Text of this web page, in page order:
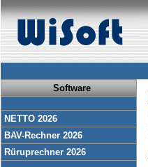
Software
NETTO 2026
BAV-Rechner 2026
Rüruprechner 2026